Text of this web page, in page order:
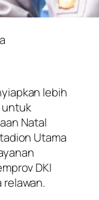
lebih
untuk
Natal
Utama
DKI